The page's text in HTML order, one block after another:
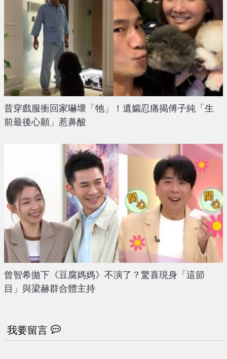
昔穿戲服衝回家嚇壞「牠」！遺孀忍痛揭傅子純「生
前最後心願」惹鼻酸
曾智希拋下《豆腐媽媽》不演了？驚喜現身「這節
目」與梁赫群合體主持
我要留言